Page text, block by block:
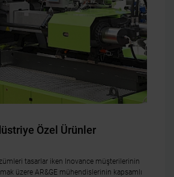
Özel Ürünler
tasarlar iken Inovance müşterilerinin
üzere AR&GE mühendislerinin kapsamlı